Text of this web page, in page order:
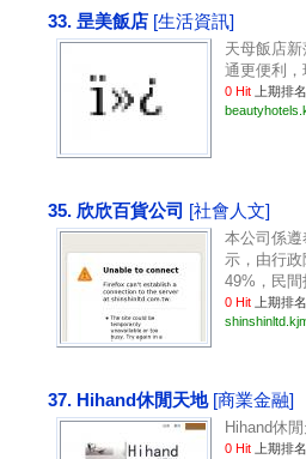
33. 昰美飯店 [生活資訊]
天母飯店
通更便利
0 Hit 上期排
35. 欣欣百貨公司 [社會人文]
本公司係
示，由行
49%，民
0 Hit 上期排
37. Hihand休閒天地 [商業金融]
Hihand休
0 Hit 上期排